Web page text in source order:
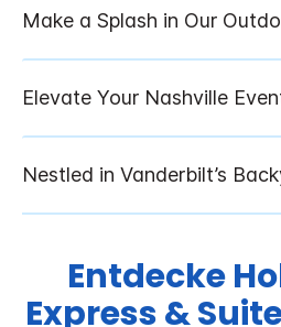
Entdecke
Express &